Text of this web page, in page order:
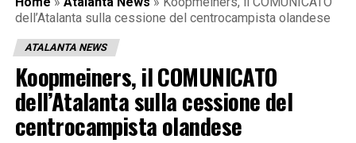
dell’Atalanta sulla cessione del centrocampista olandese
ATALANTA NEWS
Koopmeiners, il COMUNICATO
dell’Atalanta sulla cessione del
centrocampista olandese